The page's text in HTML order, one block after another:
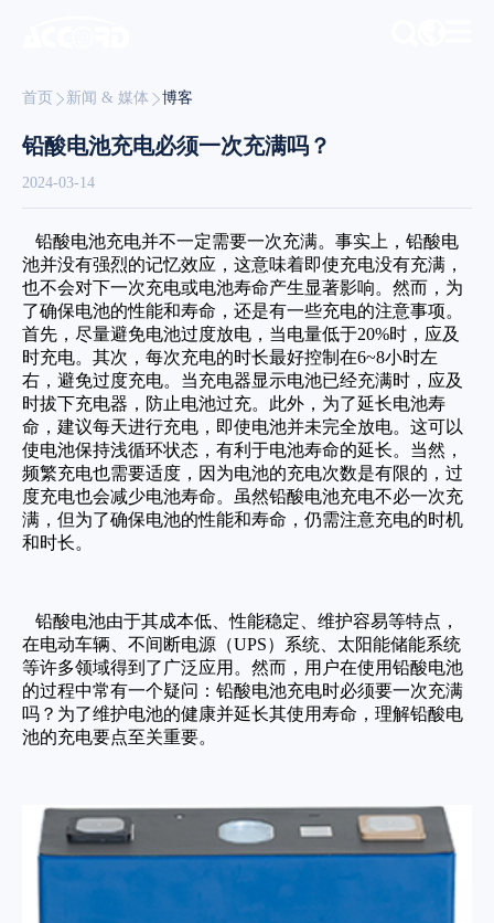
首页 新闻 & 媒体 博客
铅酸电池充电必须一次充满吗？
2024-03-14
铅酸电池充电并不一定需要一次充满。事实上，铅酸电
池并没有强烈的记忆效应，这意味着即使充电没有充满，
也不会对下一次充电或电池寿命产生显著影响。然而，为
了确保电池的性能和寿命，还是有一些充电的注意事项。
首先，尽量避免电池过度放电，当电量低于20%时，应及
时充电。其次，每次充电的时长最好控制在6~8小时左
右，避免过度充电。当充电器显示电池已经充满时，应及
时拔下充电器，防止电池过充。此外，为了延长电池寿
命，建议每天进行充电，即使电池并未完全放电。这可以
使电池保持浅循环状态，有利于电池寿命的延长。当然，
频繁充电也需要适度，因为电池的充电次数是有限的，过
度充电也会减少电池寿命。虽然铅酸电池充电不必一次充
满，但为了确保电池的性能和寿命，仍需注意充电的时机
和时长。
铅酸电池由于其成本低、性能稳定、维护容易等特点，
在电动车辆、不间断电源（UPS）系统、太阳能储能系统
等许多领域得到了广泛应用。然而，用户在使用铅酸电池
的过程中常有一个疑问：铅酸电池充电时必须要一次充满
吗？为了维护电池的健康并延长其使用寿命，理解铅酸电
池的充电要点至关重要。